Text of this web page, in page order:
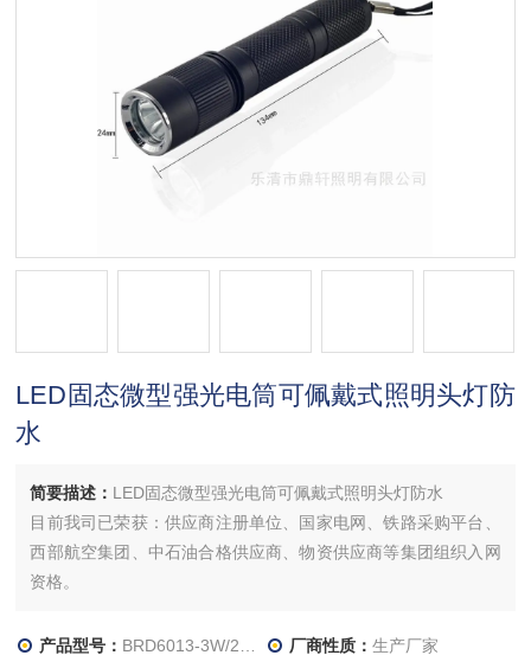
LED固态微型强光电筒可佩戴式照明头灯防
水
简要描述： LED固态微型强光电筒可佩戴式照明头灯防水
目前我司已荣获：供应商注册单位、国家电网、铁路采购平台、
西部航空集团、中石油合格供应商、物资供应商等集团组织入网
资格。
产品型号： BRD6013-3W/2200mAh 厂商性质： 生产厂家